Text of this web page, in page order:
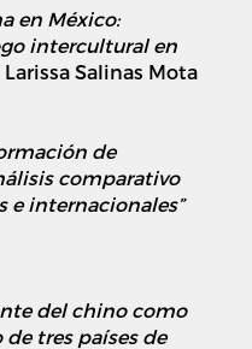
en México:
intercultural en
Larissa Salinas Mota
de
comparativo
e internacionales”
del chino como
de tres países de